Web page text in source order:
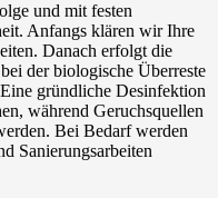
und mit festen
Anfangs klären wir Ihre
Danach erfolgt die
der biologische Überreste
gründliche Desinfektion
während Geruchsquellen
Bei Bedarf werden
Sanierungsarbeiten